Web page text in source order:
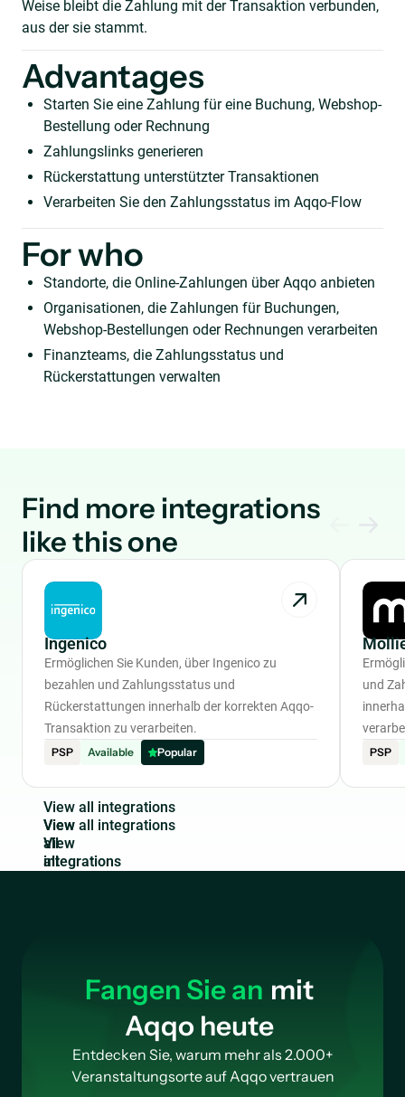
Weise bleibt die Zahlung mit der Transaktion verbunden,
aus der sie stammt.
Advantages
Starten Sie eine Zahlung für eine Buchung, Webshop-
Bestellung oder Rechnung
Zahlungslinks generieren
Rückerstattung unterstützter Transaktionen
Verarbeiten Sie den Zahlungsstatus im Aqqo-Flow
For who
Standorte, die Online-Zahlungen über Aqqo anbieten
Organisationen, die Zahlungen für Buchungen,
Webshop-Bestellungen oder Rechnungen verarbeiten
Finanzteams, die Zahlungsstatus und
Rückerstattungen verwalten
Find more integrations
like this one
Ingenico
Ermöglichen Sie Kunden, über Ingenico zu
bezahlen und Zahlungsstatus und
Rückerstattungen innerhalb der korrekten Aqqo-
Transaktion zu verarbeiten.
PSP
Available Popular
und
PSP
View a integrations
View
all
integrations
Fangen Sie an mit
Aqqo heute
Entdecken Sie, warum mehr als 2.000+
Veranstaltungsorte auf Aqqo vertrauen